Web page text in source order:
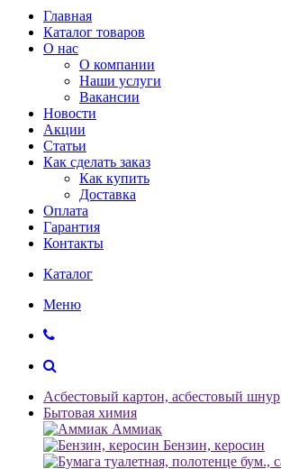
Главная
Каталог товаров
О нас
О компании
Наши услуги
Вакансии
Новости
Акции
Статьи
Как сделать заказ
Как купить
Доставка
Оплата
Гарантия
Контакты
Каталог
Меню
Асбестовый картон, асбестовый шнур
Бытовая химия
Аммиак
Бензин, керосин